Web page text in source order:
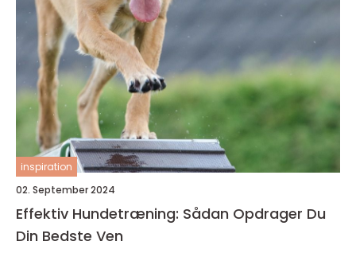
inspiration
02. September 2024
Effektiv Hundetræning: Sådan Opdrager Du
Din Bedste Ven